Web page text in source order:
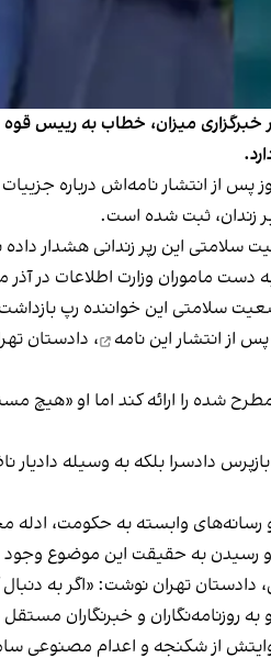
خبرگزاری میزان، خطاب به رییس
پس از انتشار نامه‌اش درباره
زندان، ثبت شده است.
این رپر زندانی هشدار داده
در آذر ماه ۱۴۰۱، از زبان خود او نقل شده
سلامتی این خواننده رپ
پس ازانتشار این نامه
، دادستان
شده را ارائه کند اما او
دادسرا بلکه به وسیله دادیار
و رسانه‌های وابسته به حکومت،
رسیدن به حقیقت این موضوع وجود
تهران نوشت: «اگر به
و خبرنگاران مستقل
از شکنجه و اعدام مصنوعی